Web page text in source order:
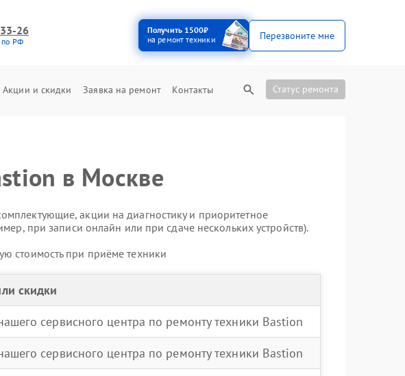
26
по РФ
Получить 1500₽
на ремонт техники
Перезвоните мне
Акции и скидки Заявка на ремонт Контакты Статус ремонта
в Москве
акции на диагностику и приоритетное
при записи онлайн или при сдаче нескольких устройств).
стоимость при приёме техники
скидки
сервисного центра по ремонту техники Bastion
сервисного центра по ремонту техники Bastion